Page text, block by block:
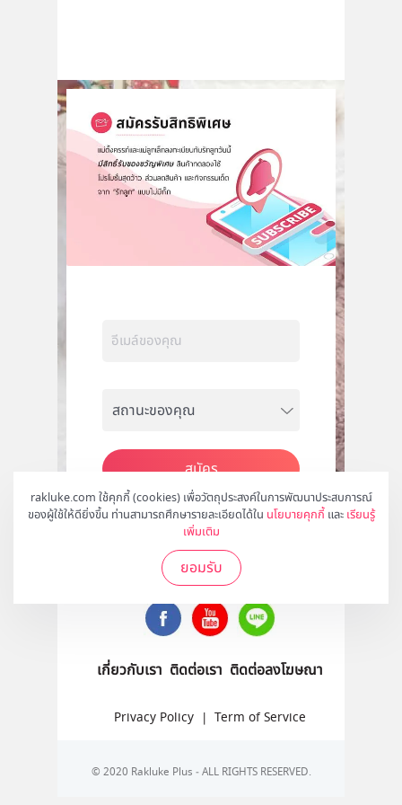
rakluke.com ใช้คุกกี้ (cookies) เพื่อวัตถุประสงค์ในการพัฒนาประสบการณ์
ของผู้ใช้ให้ดียิ่งขึ้น ท่านสามารถศึกษารายละเอียดได้ใน นโยบายคุกกี้ และ เรียนรู้
เพิ่มเติม
ยอมรับ
สมัคร
ติดตามเราได้ที่
เกี่ยวกับเรา ติดต่อเรา ติดต่อลงโฆษณา
Privacy Policy | Term of Service
© 2020 Rakluke Plus - ALL RIGHTS RESERVED.